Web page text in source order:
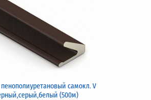
самокл. V
(500м)